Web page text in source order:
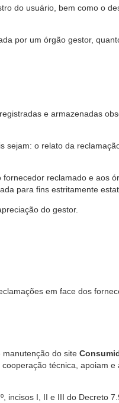
do usuário, bem como o
por um órgão gestor,
e armazenadas
sejam: o relato da
reclamado e aos
para fins estritamente
do gestor.
em face dos
manutenção do site
técnica, apoiam
incisos I, II e III do Decreto